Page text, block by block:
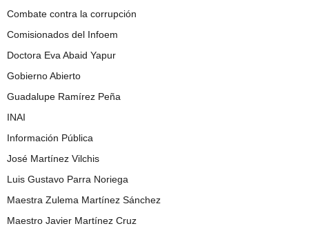
Combate contra la corrupción
Comisionados del Infoem
Doctora Eva Abaid Yapur
Gobierno Abierto
Guadalupe Ramírez Peña
INAI
Información Pública
José Martínez Vilchis
Luis Gustavo Parra Noriega
Maestra Zulema Martínez Sánchez
Maestro Javier Martínez Cruz